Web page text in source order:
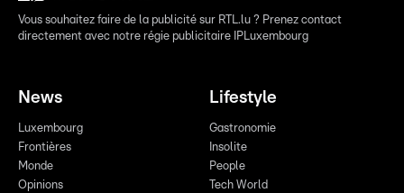
Vous souhaitez faire de la publicité sur RTL.lu ? Prenez contact
directement avec notre régie publicitaire IPLuxembourg
News
Luxembourg
Frontières
Monde
Opinions
Lifestyle
Gastronomie
Insolite
People
Tech World